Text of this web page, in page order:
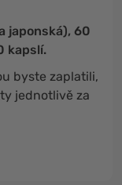
japonská), 60
kapslí.
byste zaplatili,
jednotlivě za